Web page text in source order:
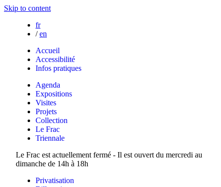
Skip to content
fr
/ en
Accueil
Accessibilité
Infos pratiques
Agenda
Expositions
Visites
Projets
Collection
Le Frac
Triennale
Le Frac est actuellement fermé - Il est ouvert du mercredi au
dimanche de 14h à 18h
Privatisation